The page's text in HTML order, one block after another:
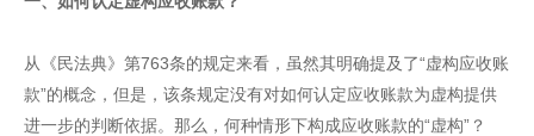
从《民法典》第763条的规定来看，虽然其明确提及了“虚构应收账
款”的概念，但是，该条规定没有对如何认定应收账款为虚构提供
进一步的判断依据。那么，何种情形下构成应收账款的“虚构”？